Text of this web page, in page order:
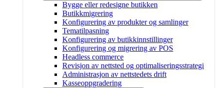
Bygge eller redesigne butikken
Butikkmigrering
Konfigurering av produkter og samlinger
Tematilpasning
Konfigurering av butikkinnstillinger
Konfigurering og migrering av POS
Headless commerce
Revisjon av nettsted og optimaliseringsstrategi
Administrasjon av nettstedets drift
Kasseoppgradering